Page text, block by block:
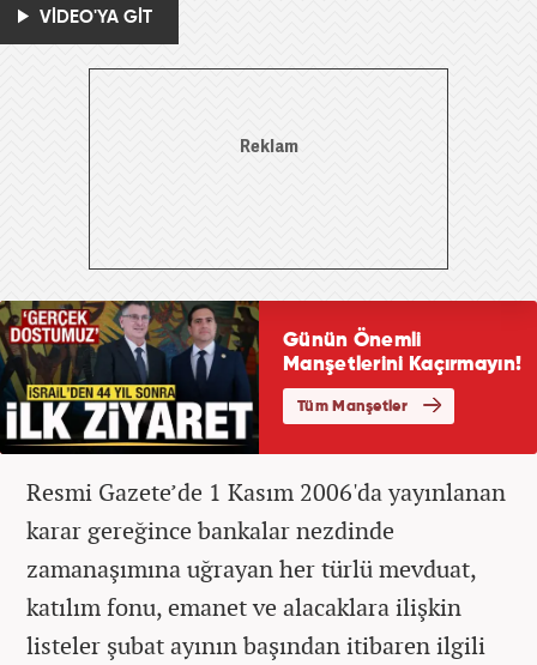
VİDEO'YA GİT
Resmi Gazete’de 1 Kasım 2006'da yayınlanan
karar gereğince bankalar nezdinde
zamanaşımına uğrayan her türlü mevduat,
katılım fonu, emanet ve alacaklara ilişkin
listeler şubat ayının başından itibaren ilgili